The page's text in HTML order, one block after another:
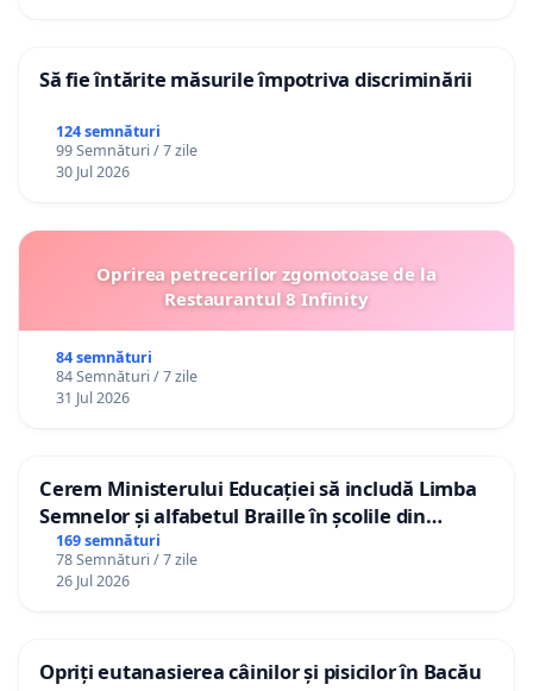
Să fie întărite măsurile împotriva discriminării
124 semnături
99 Semnături / 7 zile
30 Jul 2026
Oprirea petrecerilor zgomotoase de la
Restaurantul 8 Infinity
84 semnături
84 Semnături / 7 zile
31 Jul 2026
Cerem Ministerului Educației să includă Limba
Semnelor și alfabetul Braille în școlile din
Republica Moldova!
169 semnături
78 Semnături / 7 zile
26 Jul 2026
Opriți eutanasierea câinilor și pisicilor în Bacău